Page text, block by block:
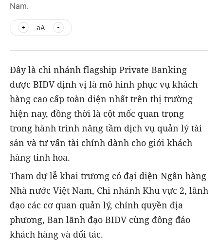
Nam.
aA
Đây là chi nhánh flagship Private Banking
được BIDV định vị là mô hình phục vụ khách
hàng cao cấp toàn diện nhất trên thị trường
hiện nay, đồng thời là cột mốc quan trọng
trong hành trình nâng tầm dịch vụ quản lý tài
sản và tư vấn tài chính dành cho giới khách
hàng tinh hoa.
Tham dự lễ khai trương có đại diện Ngân hàng
Nhà nước Việt Nam, Chi nhánh Khu vực 2, lãnh
đạo các cơ quan quản lý, chính quyền địa
phương, Ban lãnh đạo BIDV cùng đông đảo
khách hàng và đối tác.